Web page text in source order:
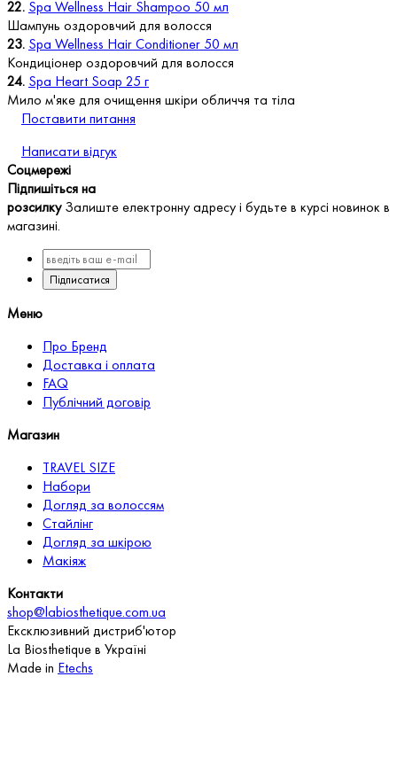
22. Spa Wellness Hair Shampoo 50 мл
Шампунь оздоровчий для волосся
23. Spa Wellness Hair Conditioner 50 мл
Кондиціонер оздоровчий для волосся
24. Spa Heart Soap 25 г
Мило м'яке для очищення шкіри обличчя та тіла
Поставити питання
Написати відгук
Соцмережі
Підпишіться на
розсилкуЗалиште електронну адресу і будьте в курсі новинок в
магазині.
Підписатися
Меню
Про Бренд
Доставка і оплата
FAQ
Публічний договір
Магазин
TRAVEL SIZE
Набори
Догляд за волоссям
Стайлінг
Догляд за шкірою
Макіяж
Контакти
shop@labiosthetique.com.ua
Ексклюзивний дистриб'ютор
La Biosthetique в Україні
Made in Etechs